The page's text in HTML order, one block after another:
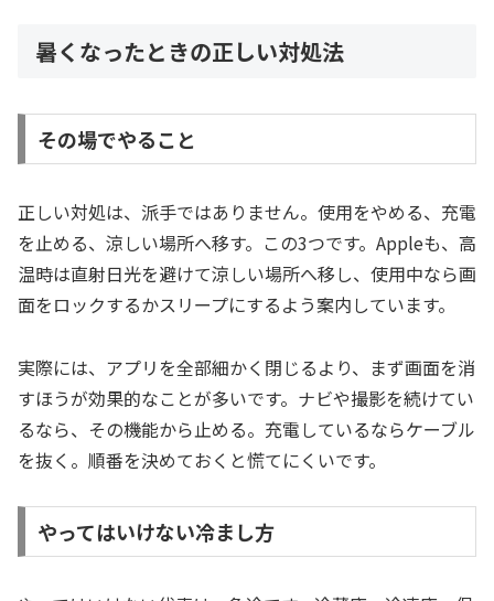
暑くなったときの正しい対処法
その場でやること
正しい対処は、派手ではありません。使用をやめる、充電
を止める、涼しい場所へ移す。この3つです。Appleも、高
温時は直射日光を避けて涼しい場所へ移し、使用中なら画
面をロックするかスリープにするよう案内しています。
実際には、アプリを全部細かく閉じるより、まず画面を消
すほうが効果的なことが多いです。ナビや撮影を続けてい
るなら、その機能から止める。充電しているならケーブル
を抜く。順番を決めておくと慌てにくいです。
やってはいけない冷まし方